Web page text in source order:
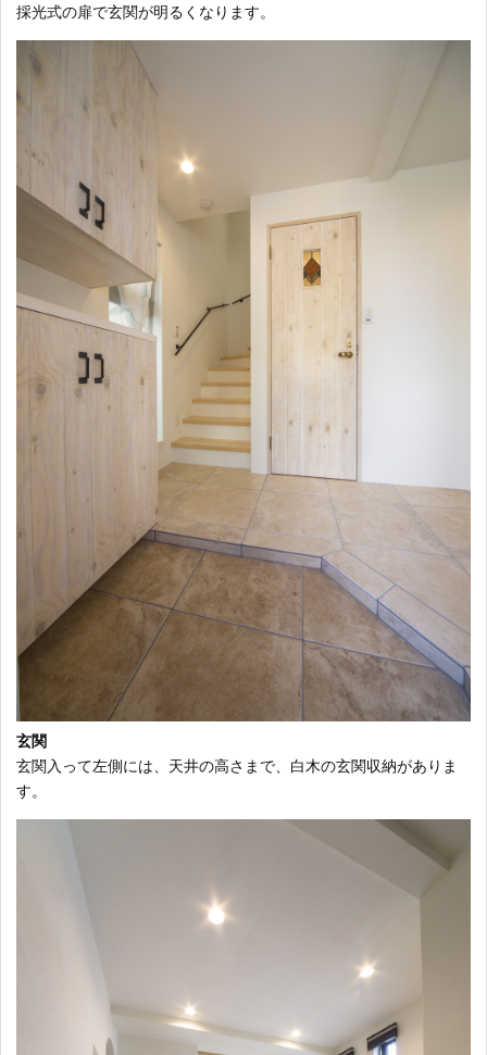
採光式の扉で玄関が明るくなります。
玄関
玄関入って左側には、天井の高さまで、白木の玄関収納がありま
す。